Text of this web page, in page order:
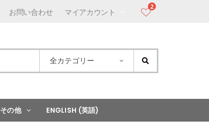
お問い合わせ マイアカウント
2
全カテゴリー
その他 ENGLISH (英語)